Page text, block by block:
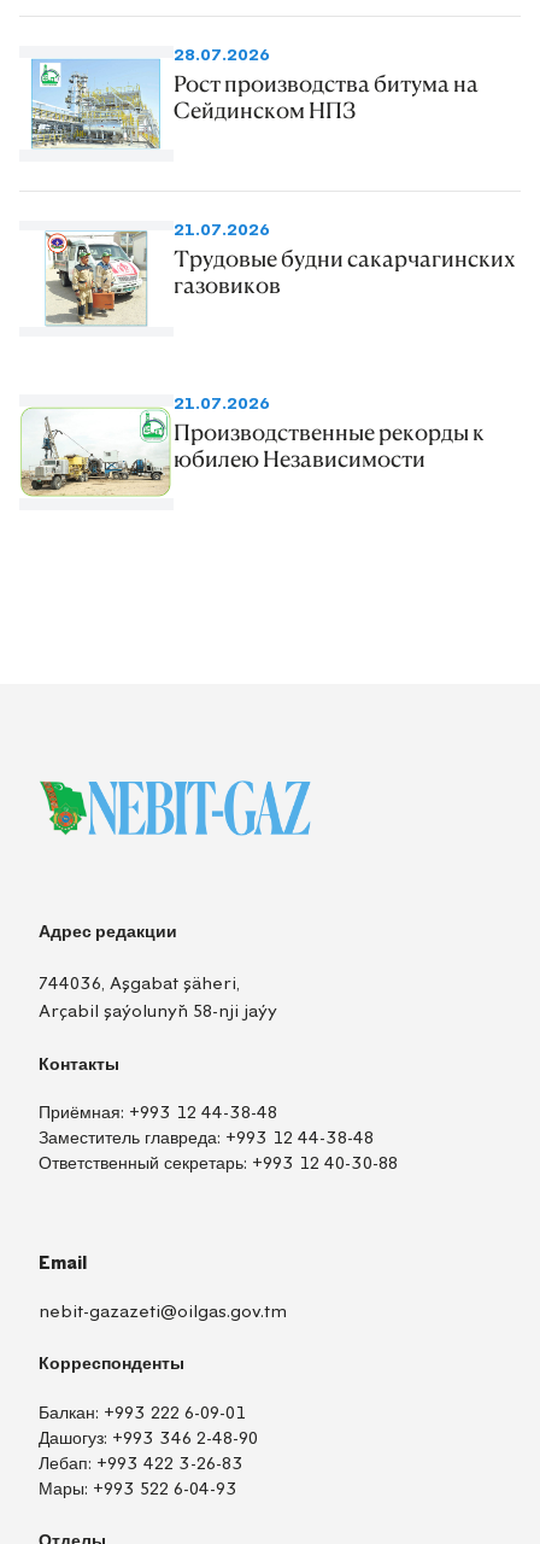
28.07.2026
Рост производства битума на
Сейдинском НПЗ
21.07.2026
Трудовые будни сакарчагинских
газовиков
21.07.2026
Производственные рекорды к
юбилею Независимости
Адрес редакции
744036, Aşgabat şäheri,
Arçabil şaýolunyň 58-nji jaýy
Контакты
Приёмная: +993 12 44-38-48
Заместитель главреда: +993 12 44-38-48
Ответственный секретарь: +993 12 40-30-88
Email
nebit-gazazeti@oilgas.gov.tm
Корреспонденты
Балкан: +993 222 6-09-01
Дашогуз: +993 346 2-48-90
Лебап: +993 422 3-26-83
Мары: +993 522 6-04-93
Отделы